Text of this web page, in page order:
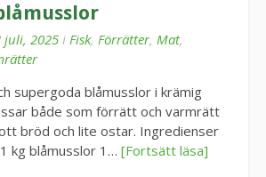
juli, 2025 i Fisk, Förrätter, Mat,
supergoda blåmusslor i krämig
både som förrätt och varmrätt
bröd och lite ostar. Ingredienser
kg blåmusslor 1… [Fortsätt läsa]